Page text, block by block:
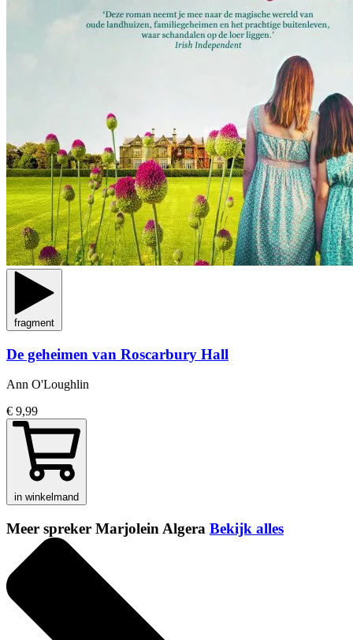
fragment
De geheimen van Roscarbury Hall
Ann O'Loughlin
€ 9,99
in winkelmand
Meer spreker Marjolein Algera Bekijk alles